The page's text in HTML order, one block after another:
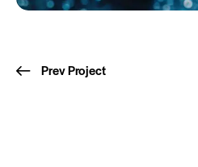
Prev Project